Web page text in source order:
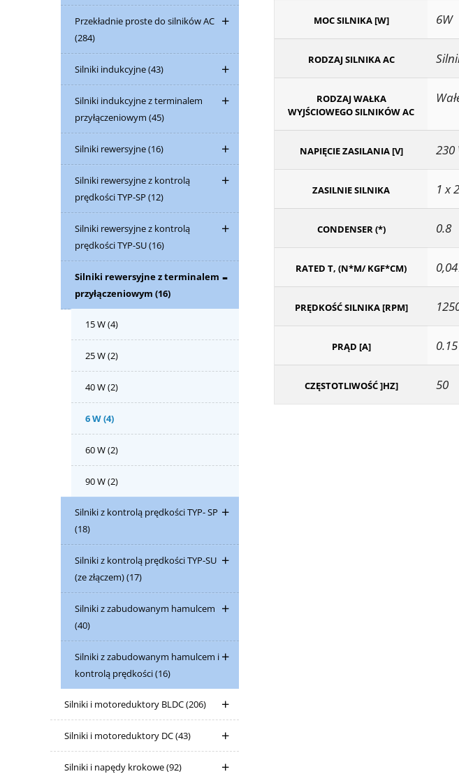
Przekładnie proste do silników AC
(284)
Silniki indukcyjne(43)
Silniki indukcyjne z terminalem
przyłączeniowym (45)
Silniki rewersyjne(16)
Silniki rewersyjne z kontrolą
prędkości TYP-SP (12)
Silniki rewersyjne z kontrolą
prędkości TYP-SU(16)
Silniki rewersyjne z terminalem
przyłączeniowym (16)
15 W(4)
25 W(2)
40 W(2)
6 W(4)
60 W(2)
90 W(2)
Silniki z kontrolą prędkości TYP- SP
(18)
Silniki z kontrolą prędkości TYP-SU
(ze złączem)(17)
Silniki z zabudowanym hamulcem
(40)
Silniki z zabudowanym hamulcem i
kontrolą prędkości(16)
Silniki i motoreduktory BLDC(206)
Silniki i motoreduktory DC(43)
Silniki i napędy krokowe(92)
MOC SILNIKA [W] 6W
RODZAJ SILNIKA AC
RODZAJ WAŁKA
WYJŚCIOWEGO SILNIKÓW AC
NAPIĘCIE ZASILANIA [V] 230
ZASILNIE SILNIKA 1 x
CONDENSER (*) 0.8
RATED T, (N*M/ KGF*CM)
PRĘDKOŚĆ SILNIKA [RPM]
PRĄD [A] 0.15
CZĘSTOTLIWOŚĆ ]HZ] 50